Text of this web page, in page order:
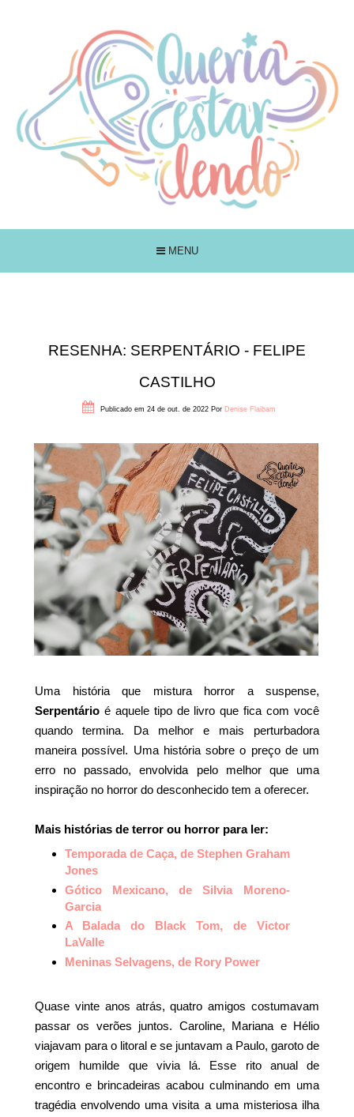
MENU
RESENHA: SERPENTÁRIO - FELIPE
CASTILHO
Publicado em 24 de out. de 2022 Por Denise Flaibam
Uma história que mistura horror a suspense,
Serpentário é aquele tipo de livro que fica com você
quando termina. Da melhor e mais perturbadora
maneira possível. Uma história sobre o preço de um
erro no passado, envolvida pelo melhor que uma
inspiração no horror do desconhecido tem a oferecer.
Mais histórias de terror ou horror para ler:
Temporada de Caça, de Stephen Graham
Jones
Gótico Mexicano, de Silvia Moreno-
Garcia
A Balada do Black Tom, de Victor
LaValle
Meninas Selvagens, de Rory Power
Quase vinte anos atrás, quatro amigos costumavam
passar os verões juntos. Caroline, Mariana e Hélio
viajavam para o litoral e se juntavam a Paulo, garoto de
origem humilde que vivia lá. Esse rito anual de
encontro e brincadeiras acabou culminando em uma
tragédia envolvendo uma visita a uma misteriosa ilha